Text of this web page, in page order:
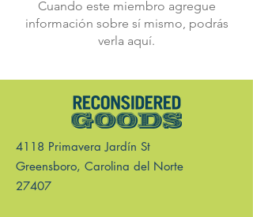
Cuando este miembro agregue
información sobre sí mismo, podrás
verla aquí.
4118 Primavera Jardín St
Greensboro, Carolina del Norte
27407